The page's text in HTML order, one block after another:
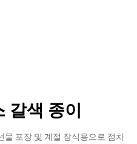
갈색 종이
물 포장 및 계절 장식용으로 점차